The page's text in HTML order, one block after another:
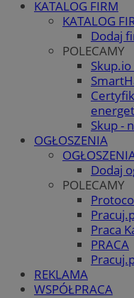
KATALOG FIRM
KATALOG
Dodaj
POLECAMY
Skup -
OGŁOSZENIA
Dodaj
POLECAMY
Praca
PRACA
REKLAMA
WSPÓŁPRACA